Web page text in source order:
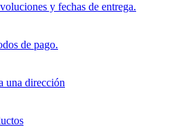
y fechas de entrega.
de pago.
una dirección